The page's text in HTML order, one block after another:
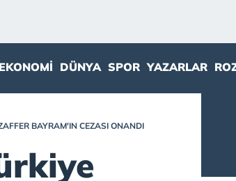
EKONOMI DÜNYA SPOR YAZARLAR
BAYRAM'IN CEZASI ONANDI